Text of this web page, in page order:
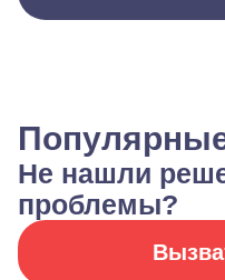
Не нашли
проблемы?